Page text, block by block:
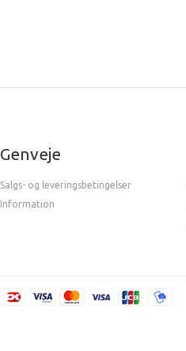
Genveje
Salgs- og leveringsbetingelser
Information